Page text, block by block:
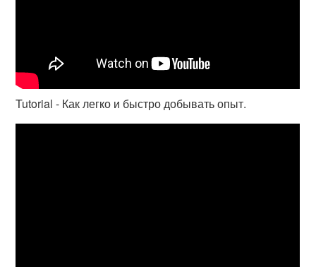
Tutorial - Как легко и быстро добывать опыт.